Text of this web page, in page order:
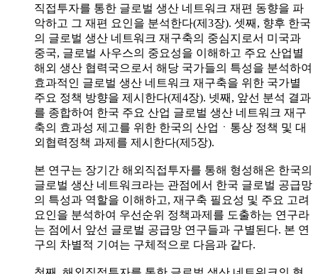
직접투자를 통한 글로벌 생산 네트워크 재편 동향을 파
악하고 그 재편 요인을 분석한다(제3장). 셋째, 향후 한국
의 글로벌 생산 네트워크 재구축의 중심지로서 미국과
중국, 글로벌 사우스의 중요성을 이해하고 주요 산업별
해외 생산 협력국으로서 해당 국가들의 특성을 분석하여
효과적인 글로벌 생산 네트워크 재구축을 위한 국가별
주요 정책 방향을 제시한다(제4장). 넷째, 앞선 분석 결과
를 종합하여 한국 주요 산업 글로벌 생산 네트워크 재구
축의 효과성 제고를 위한 한국의 산업ㆍ통상 정책 및 대
외협력정책 과제를 제시한다(제5장).
본 연구는 장기간 해외직접투자를 통해 형성해온 한국의
글로벌 생산 네트워크라는 관점에서 한국 글로벌 공급망
의 특성과 역할을 이해하고, 재구축 필요성 및 주요 고려
요인을 분석하여 우선순위 정책과제를 도출하는 연구라
는 점에서 앞선 글로벌 공급망 연구들과 구별된다. 본 연
구의 차별적 기여는 구체적으로 다음과 같다.